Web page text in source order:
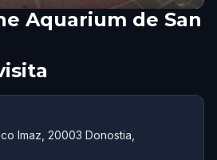
Aquarium de San
Imaz, 20003 Donostia,